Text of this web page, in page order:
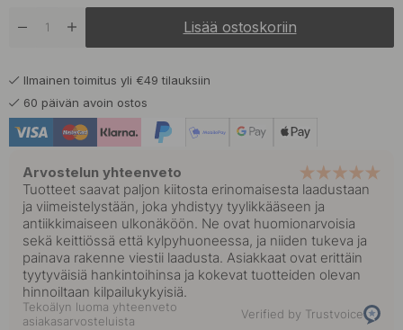
Antiikkimusta Varastossa
Kiillotettu Messinki
Ruostumaton Terässävy 9 €
Varastossa
Tina 9 €
Varastossa
Lisää ostoskoriin
Ilmainen toimitus yli €49 tilauksiin
60 päivän avoin ostos
Arvostelun yhteenveto
Tuotteet saavat paljon kiitosta erinomaisesta laadustaan
ja viimeistelystään, joka yhdistyy tyylikkääseen ja
antiikkimaiseen ulkonäköön. Ne ovat huomionarvoisia
sekä keittiössä että kylpyhuoneessa, ja niiden tukeva ja
painava rakenne viestii laadusta. Asiakkaat ovat erittäin
tyytyväisiä hankintoihinsa ja kokevat tuotteiden olevan
hinnoiltaan kilpailukykyisiä.
Tekoälyn luoma yhteenveto
asiakasarvosteluista
Verified by Trustvoice